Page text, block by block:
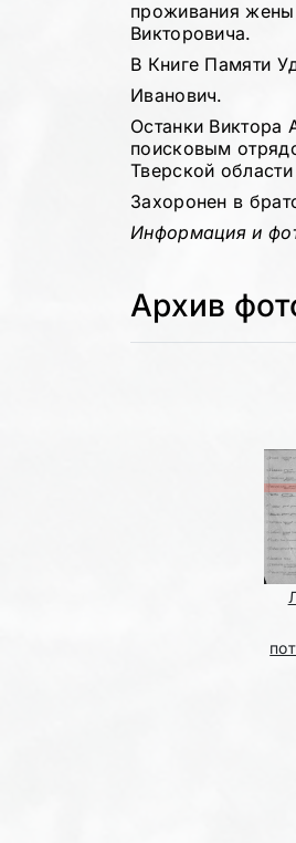
проживания
Викторовича.
В Книге Памяти
Иванович.
Останки Виктора
поисковым
Тверской
Захоронен в
Информация и
Архив